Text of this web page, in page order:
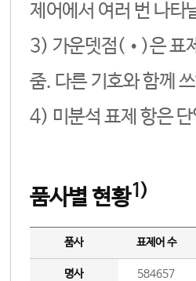
제어에서 여러 번 나타
3) 가운뎃점(•)은 표
줌. 다른 기호와 함께
4) 미분석 표제 항은
품사별 현황1)
품사 표제어 수
명사 584657